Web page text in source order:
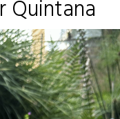
Quintana